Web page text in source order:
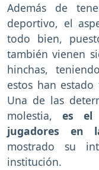
Además de
deportivo, el
todo bien,
también vienen
hinchas,
estos han
Una de las
molestia, es el
jugadores en
mostrado su
institución.